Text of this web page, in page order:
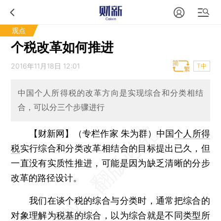
观点
个税改革如何推进
2016年11月18日 12:01 T中
中国个人所得税的改革方向是实现综合和分类相结
合，可以分三个步骤进行
【财新网】（专栏作家 朱为群） 中国个人所得
税实行综合和分类改革相结合的目标提出已久，但
一直没有实质性推进，可能是因为缺乏清晰的分步
改革的路径设计。
我们在谈个税的综合与分类时，通常把综合的
对象理解为税基的综合，以为综合就是不同类型所